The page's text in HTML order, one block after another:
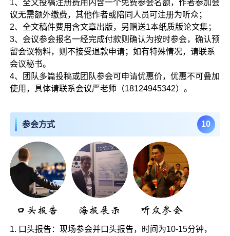
1、全文投稿注册费用内含一个免费参会名额，作者参加会
议无需额外缴费，其他作者或陪同人员可注册为听众；
2、全文稿件费用含文章出版，另赠送1本纸质版论文集；
3、会议参会报名一经完成付款则确认为按时参会，确认预
留会议物料，则不接受退款申请；如有特殊情况，请联系
会议秘书。
4、团队多篇投稿或团队参会可申请优惠价，优惠不可叠加
使用，具体请联系会议严老师（18124945342）。
参会方式 10
1. 口头报告：现场参会并口头报告，时间为10-15分钟，